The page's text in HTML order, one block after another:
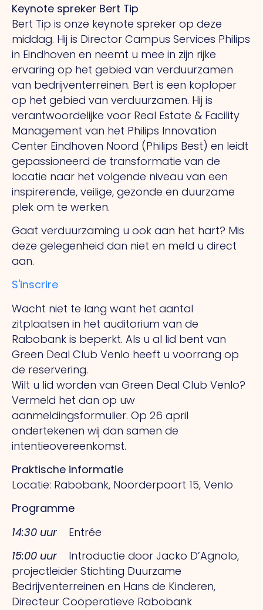
Keynote spreker Bert Tip
Bert Tip is onze keynote spreker op deze
middag. Hij is Director Campus Services Philips
in Eindhoven en neemt u mee in zijn rijke
ervaring op het gebied van verduurzamen
van bedrijventerreinen. Bert is een koploper
op het gebied van verduurzamen. Hij is
verantwoordelijke voor Real Estate & Facility
Management van het Philips Innovation
Center Eindhoven Noord (Philips Best) en leidt
gepassioneerd de transformatie van de
locatie naar het volgende niveau van een
inspirerende, veilige, gezonde en duurzame
plek om te werken.
Gaat verduurzaming u ook aan het hart? Mis
deze gelegenheid dan niet en meld u direct
aan.
S'inscrire
Wacht niet te lang want het aantal
zitplaatsen in het auditorium van de
Rabobank is beperkt. Als u al lid bent van
Green Deal Club Venlo heeft u voorrang op
de reservering.
Wilt u lid worden van Green Deal Club Venlo?
Vermeld het dan op uw
aanmeldingsformulier. Op 26 april
ondertekenen wij dan samen de
intentieovereenkomst.
Praktische informatie
Locatie: Rabobank, Noorderpoort 15, Venlo
Programme
14:30 uur Entrée
15:00 uur Introductie door Jacko D’Agnolo,
projectleider Stichting Duurzame
Bedrijventerreinen en Hans de Kinderen,
Directeur Coöperatieve Rabobank